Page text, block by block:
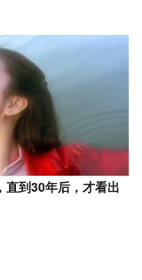
直到30年后，才看出